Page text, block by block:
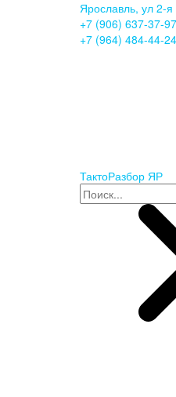
Ярославль, ул 2-
+7 (906) 637-37-97
+7 (964) 484-44-24
ТактоРазбор ЯР